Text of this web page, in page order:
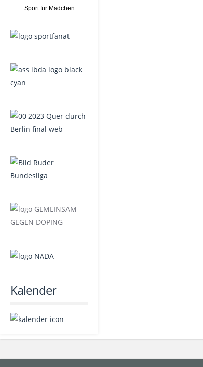
Sport für Mädchen
Kalender